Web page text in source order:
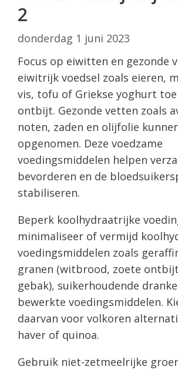
2
donderdag 1 juni 2023
Focus op eiwitten en gezonde
eiwitrijk voedsel zoals eieren,
vis, tofu of Griekse yoghurt
ontbijt. Gezonde vetten zoals
noten, zaden en olijfolie
opgenomen. Deze voedzame
voedingsmiddelen helpen
bevorderen en de
stabiliseren.
Beperk koolhydraatrijke
minimaliseer of vermijd
voedingsmiddelen zoals
granen (witbrood, zoete
gebak), suikerhoudende
bewerkte voedingsmiddelen.
daarvan voor volkoren
haver of quinoa.
Gebruik niet-zetmeelrijke